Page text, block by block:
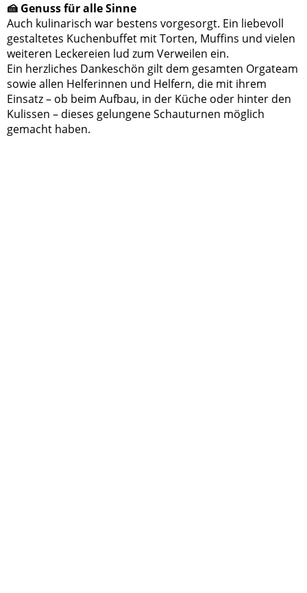
🍰 Genuss für alle Sinne
Auch kulinarisch war bestens vorgesorgt. Ein liebevoll
gestaltetes Kuchenbuffet mit Torten, Muffins und vielen
weiteren Leckereien lud zum Verweilen ein.
Ein herzliches Dankeschön gilt dem gesamten Orgateam
sowie allen Helferinnen und Helfern, die mit ihrem
Einsatz – ob beim Aufbau, in der Küche oder hinter den
Kulissen – dieses gelungene Schauturnen möglich
gemacht haben.